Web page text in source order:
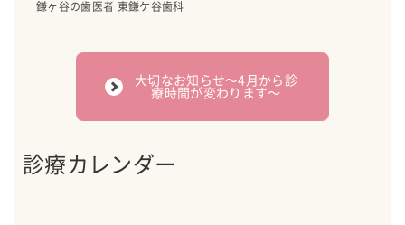
鎌ヶ谷の歯医者 東鎌ケ谷歯科
大切なお知らせ〜4月から診
療時間が変わります〜
診療カレンダー